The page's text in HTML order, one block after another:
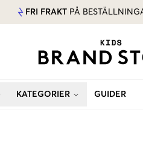
FRI FRAKT PÅ
KATEGORIER GUIDER